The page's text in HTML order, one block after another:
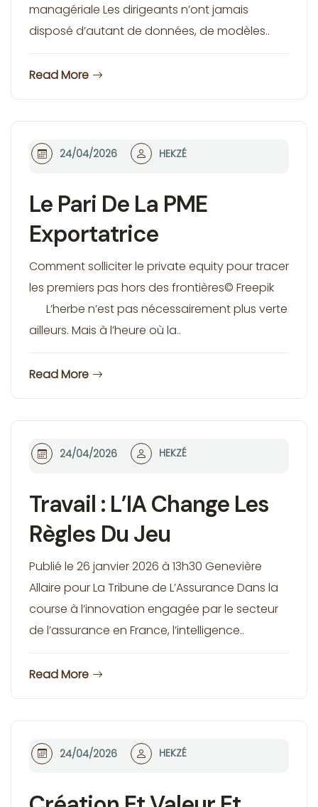
managériale Les dirigeants n’ont jamais
disposé d’autant de données, de modèles..
Read More
Le Pari De La PME
Exportatrice
24/04/2026 HEKZÉ
Comment solliciter le private equity pour tracer
les premiers pas hors des frontières© Freepik
L’herbe n’est pas nécessairement plus verte
ailleurs. Mais à l’heure où la..
Read More
Travail : L’IA Change Les
Règles Du Jeu
24/04/2026 HEKZÉ
Publié le 26 janvier 2026 à 13h30 Genevière
Allaire pour La Tribune de L’Assurance Dans la
course à l’innovation engagée par le secteur
de l’assurance en France, l’intelligence..
Read More
24/04/2026 HEKZÉ